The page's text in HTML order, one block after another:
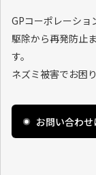
GPコーポレーショ
駆除から再発防止
す。
ネズミ被害でお困
お問い合わせ